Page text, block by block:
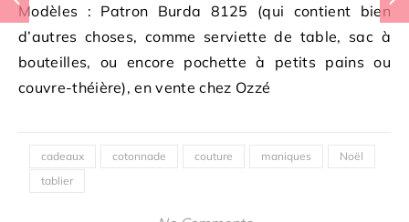
Modèles : Patron Burda 8125 (qui contient bien
d’autres choses, comme serviette de table, sac à
bouteilles, ou encore pochette à petits pains ou
couvre-théière), en vente chez Ozzé
cadeaux cotonnade couture maniques
Noël
tablier